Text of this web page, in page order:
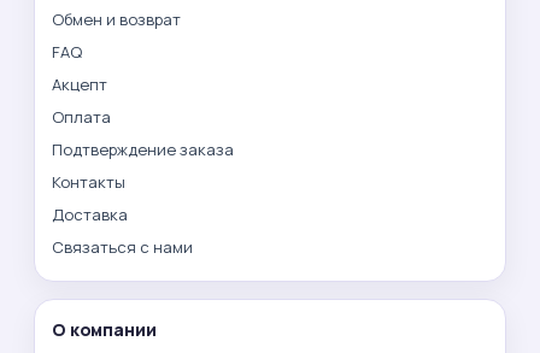
Обмен и возврат
FAQ
Акцепт
Оплата
Подтверждение заказа
Контакты
Доставка
Связаться с нами
О компании